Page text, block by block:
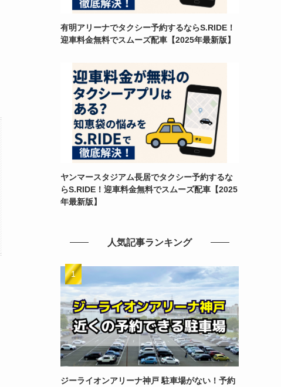
有明アリーナでタクシー予約するならS.RIDE！
迎車料金無料でスムーズ配車【2025年最新版】
ヤンマースタジアム長居でタクシー予約するな
らS.RIDE！迎車料金無料でスムーズ配車【2025
年最新版】
人気記事ランキング
ジーライオンアリーナ神戸 駐車場がない！予約